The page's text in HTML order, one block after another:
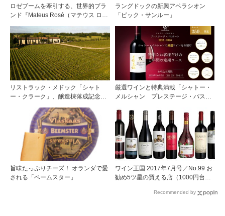
ロゼブームを牽引する、世界的ブラ
ンド『Mateus Rosé（マテウス ロ
ラングドックの新興アペラシオン
「ピック・サンルー」
リストラック・メドック「シャト
ー・クラーク」、醸造棟落成記念夕
厳選ワインと特典満載「シャトー・
メルシャン プレステージ・パスポ
旨味たっぷりチーズ！ オランダで愛
される「ベームスター」
ワイン王国 2017年7月号／No.99 お
勧め5ツ星の買える店（1000円台で
Recommended by